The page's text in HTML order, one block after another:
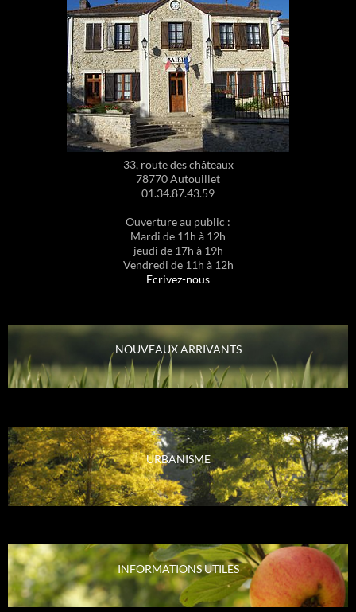
33, route des châteaux
78770 Autouillet
01.34.87.43.59
Ouverture au public :
Mardi de 11h à 12h
jeudi de 17h à 19h
Vendredi de 11h à 12h
Ecrivez-nous
NOUVEAUX ARRIVANTS
URBANISME
INFORMATIONS UTILES